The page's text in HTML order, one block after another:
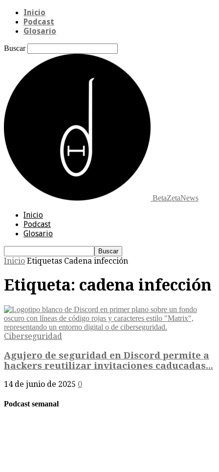
Inicio
Podcast
Glosario
Buscar
BetaZetaNews
Inicio
Podcast
Glosario
Inicio Etiquetas Cadena infección
Etiqueta: cadena infección
Ciberseguridad
Agujero de seguridad en Discord permite a
hackers reutilizar invitaciones caducadas...
14 de junio de 2025 0
Podcast semanal